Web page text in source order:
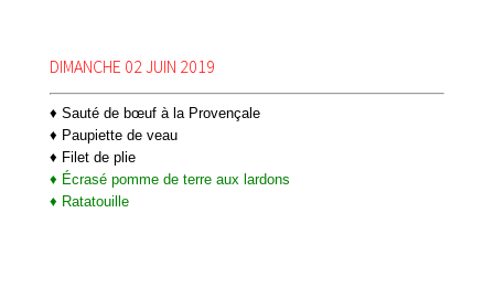
DIMANCHE 02 JUIN 2019
♦ Sauté de bœuf à la Provençale
♦ Paupiette de veau
♦ Filet de plie
♦ Écrasé pomme de terre aux lardons
♦ Ratatouille